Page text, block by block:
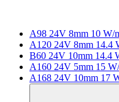
A98 24V 8mm 10 W/
A120 24V 8mm 14.4
B60 24V 10mm 14.4
A160 24V 5mm 15
A168 24V 10mm 17